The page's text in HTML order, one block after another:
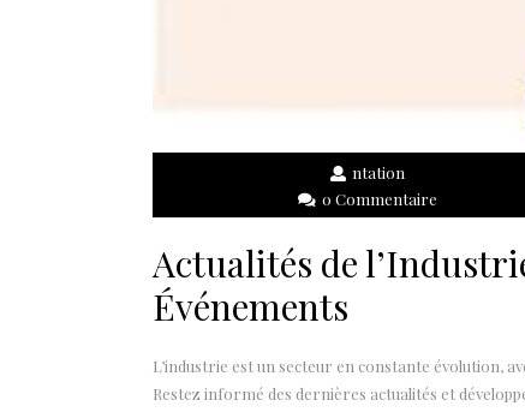
ntation
0 Commentaire
Actualités de
Événements
L’industrie est un secteur en constante évolution,
Restez informé des dernières actualités et